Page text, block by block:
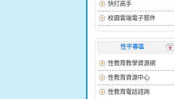
快打高手
校園雲端電子郵件
性平專區
性教育教學資源網
性教育資源中心
性教育電話諮詢